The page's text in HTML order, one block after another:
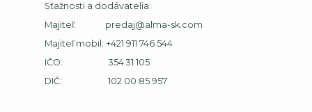
Sťažnosti a dodávatelia:
Majiteľ: predaj@alma-sk.com
Majiteľ mobil: +421 911 746 544
IČO: 354 31 105
DIČ: 102 00 85 957